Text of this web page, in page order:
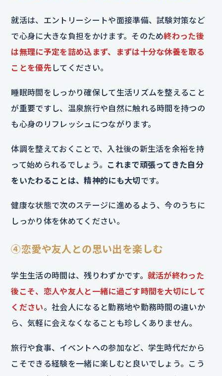
就活は、エントリーシートや面接準備、試験対策など
で心身に大きな負担をかけます。そのため終わった後
は無理に予定を詰め込まず、まずは十分な休養を取る
ことを優先 してください。
睡眠時間をしっかり確保して生活リズムを整えること
が重要ですし、温泉旅行や自然に触れる時間を持つの
も心身のリフレッシュにつながります。
体調を整えておくことで、入社後の新生活を余裕を持
って始められるでしょう。 これまで頑張ってきた自分
をいたわることは、精神的にも大切です。
健康な状態で次のステージに進めるよう、今のうちに
しっかり体を休めてください。
④恋愛や友人との思い出を楽しむ
学生生活の時間は、残りわずかです。 就活が終わった
後こそ、恋人や友人と一緒に過ごす時間を大切にして
ください。社会人になると勤務地や勤務時間の違いか
ら、気軽に会えなくなることも珍しくありません。
旅行や食事、イベントへの参加など、学生時代だから
こそできる経験を一緒に楽しむと良いでしょう。こう